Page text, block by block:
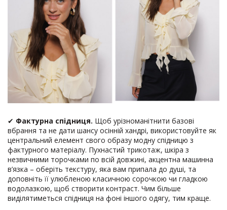
✔ Фактурна спідниця. Щоб урізноманітнити базові
вбрання та не дати шансу осінній хандрі, використовуйте як
центральний елемент свого образу модну спідницю з
фактурного матеріалу. Пухнастий трикотаж, шкіра з
незвичними торочками по всій довжині, акцентна машинна
в’язка – оберіть текстуру, яка вам припала до душі, та
доповніть її улюбленою класичною сорочкою чи гладкою
водолазкою, щоб створити контраст. Чим більше
виділятиметься спідниця на фоні іншого одягу, тим краще.